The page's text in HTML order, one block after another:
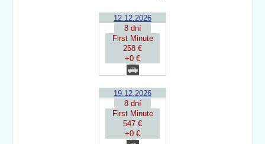
12.12.2026
8 dní
First Minute
258 €
+0 €
19.12.2026
8 dní
First Minute
547 €
+0 €